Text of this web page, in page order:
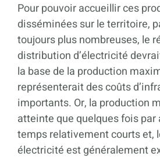
Pour pouvoir accueillir ces
disséminées sur le territoire,
toujours plus nombreuses, le
distribution d’électricité
la base de la production
représenterait des coûts
importants. Or, la production
atteinte que quelques fois par
temps relativement courts et,
électricité est généralement